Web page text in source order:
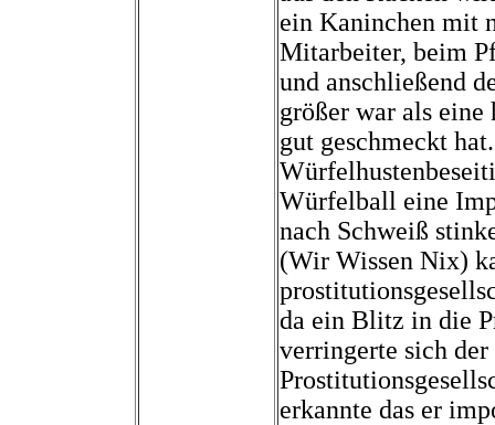
ein Kaninchen mit
Mitarbeiter, beim
und anschließend
größer war als eine
gut geschmeckt
Würfelball eine
nach Schweiß
(Wir Wissen Nix)
da ein Blitz in die
verringerte sich
erkannte das er